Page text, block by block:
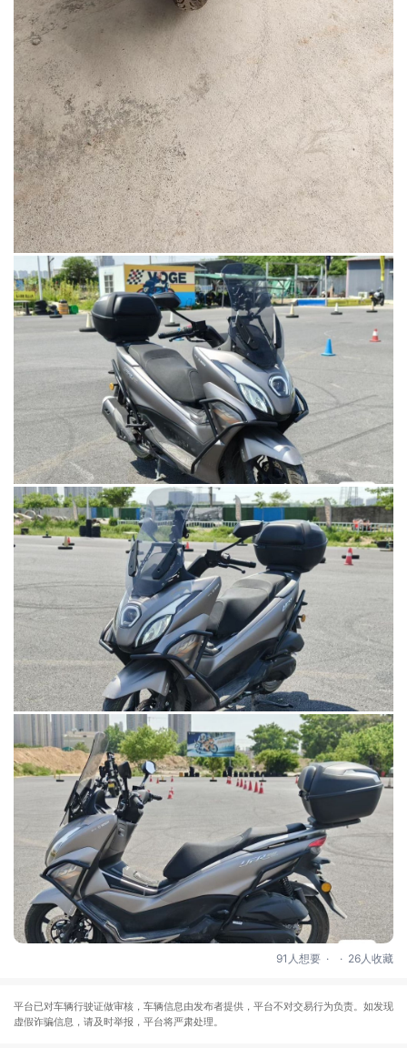
91人想要 . . 26人收藏
平台已对车辆行驶证做审核，车辆信息由发布者提供，平台不对交易行为负责。如发现
虚假诈骗信息，请及时举报，平台将严肃处理。